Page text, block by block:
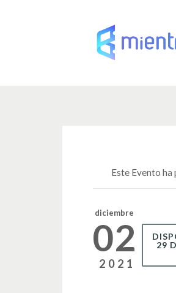
Este Evento ha
diciembre
02
2021
29